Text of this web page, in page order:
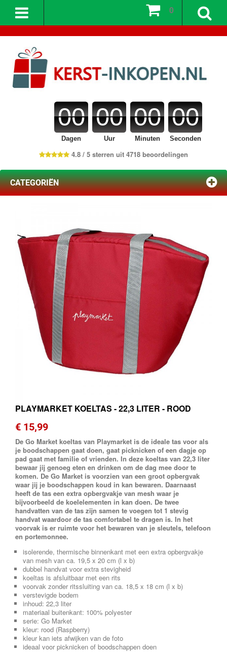
00
Dagen
00
Uur
00
Minuten
00
Seconden
4.8 / 5 sterren uit 4718 beoordelingen
0
CATEGORIËN
PLAYMARKET KOELTAS - 22,3 LITER - ROOD
€ 15,99
De Go Market koeltas van Playmarket is de ideale tas voor als
je boodschappen gaat doen, gaat picknicken of een dagje op
pad gaat met familie of vrienden. In deze koeltas van 22,3 liter
bewaar jij genoeg eten en drinken om de dag mee door te
komen. De Go Market is voorzien van een groot opbergvak
waar jij je boodschappen koud in kan bewaren. Daarnaast
heeft de tas een extra opbergvakje van mesh waar je
bijvoorbeeld de koelelementen in kan doen. De twee
handvatten van de tas zijn samen te voegen tot 1 stevig
handvat waardoor de tas comfortabel te dragen is. In het
voorvak is er ruimte voor het bewaren van je sleutels, telefoon
en portemonnee.
isolerende, thermische binnenkant met een extra opbergvakje
van mesh van ca. 19,5 x 20 cm (l x b)
dubbel handvat voor extra stevigheid
koeltas is afsluitbaar met een rits
voorvak zonder ritssluiting van ca. 18,5 x 18 cm (l x b)
verstevigde bodem
inhoud: 22,3 liter
materiaal buitenkant: 100% polyester
serie: Go Market
kleur: rood (Raspberry)
kleur kan iets afwijken van de foto
ideaal voor picknicken of boodschappen doen